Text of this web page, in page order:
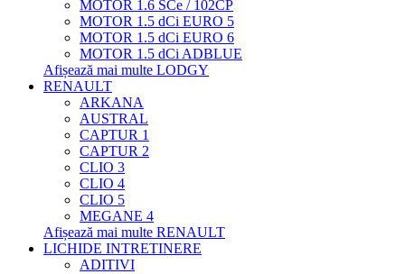
MOTOR 1.6 SCe / 102CP
MOTOR 1.5 dCi EURO 5
MOTOR 1.5 dCi EURO 6
MOTOR 1.5 dCi ADBLUE
Afișează mai multe LODGY
RENAULT
ARKANA
AUSTRAL
CAPTUR 1
CAPTUR 2
CLIO 3
CLIO 4
CLIO 5
MEGANE 4
Afișează mai multe RENAULT
LICHIDE INTRETINERE
ADITIVI